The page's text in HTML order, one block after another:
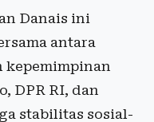
Danais ini
antara
kepemimpinan
DPR RI, dan
stabilitas sosial-